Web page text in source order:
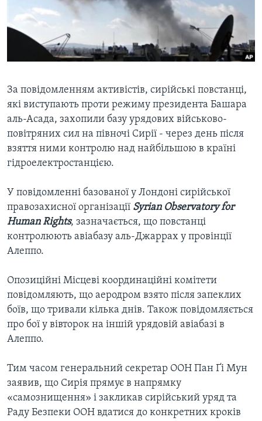
СУСПІЛЬСТВО
ЕКОНОМІКА
ІСТОРІЇ УСПІХУ УКРАЇНЦІВ
ТЕЛЕПРОГРАМИ
ЧАС-TIME
СТУДІЯ ВАШИНГТОН
ВІКНО В АМЕРИКУ
ПРАЙМ-ТАЙМ
ПОГЛЯД З ВАШИНГТОНА
ENGLISH
МИ В СОЦМЕРЕЖАХ
Мови
За повідомленням активістів, сирійські повстанці,
які виступають проти режиму президента Башара
аль-Асада, захопили базу урядових військово-
повітряних сил на півночі Сирії - через день після
взяття ними контролю над найбільшою в країні
гідроелектростанцією.
У повідомленні базованої у Лондоні сирійської
правозахисної організації Syrian Observatory for
Human Rights, зазначається, що повстанці
контролюють авіабазу аль-Джаррах у провінції
Алеппо.
Опозиційні Місцеві координаційні комітети
повідомляють, що аеродром взято після запеклих
боїв, що тривали кілька днів. Також повідомляється
про бої у вівторок на іншій урядовій авіабазі в
Алеппо.
Тим часом генеральний секретар ООН Пан Ґі Мун
заявив, що Сирія прямує в напрямку
«самознищення» і закликав сирійський уряд та
Раду Безпеки ООН вдатися до конкретних кроків